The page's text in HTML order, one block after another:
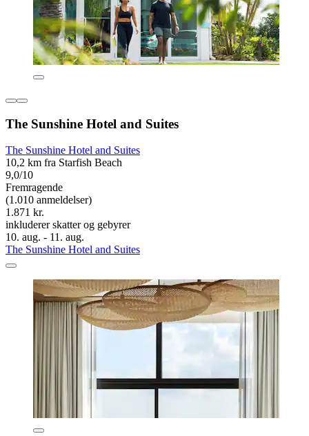
The Sunshine Hotel and Suites
The Sunshine Hotel and Suites
10,2 km fra Starfish Beach
9,0/10
Fremragende
(1.010 anmeldelser)
1.871 kr.
inkluderer skatter og gebyrer
10. aug. - 11. aug.
The Sunshine Hotel and Suites